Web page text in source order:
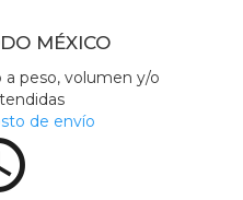
MÉXICO
peso, volumen y/o
de envío